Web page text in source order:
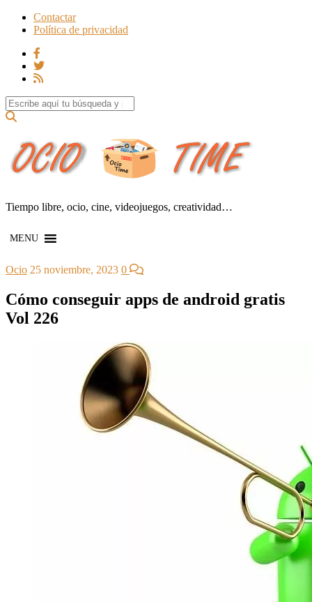
Contactar
Política de privacidad
Search for:
Tiempo libre, ocio, cine, videojuegos, creatividad…
MENU
Ocio 25 noviembre, 2023 0
Cómo conseguir apps de android gratis
Vol 226